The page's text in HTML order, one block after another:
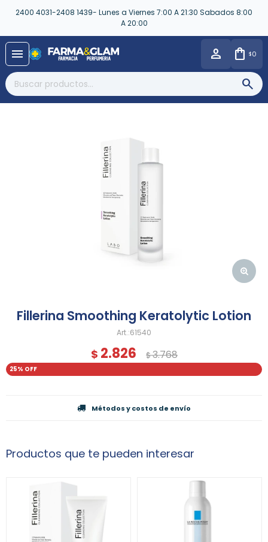
2400 4031-2408 1439- Lunes a Viernes 7:00 A 21:30 Sabados 8:00
A 20:00
menu $0
Fillerina Smoothing Keratolytic Lotion
61540
$ 2.826 $3.768
25
Métodos y costos de envío
Productos que te pueden interesar